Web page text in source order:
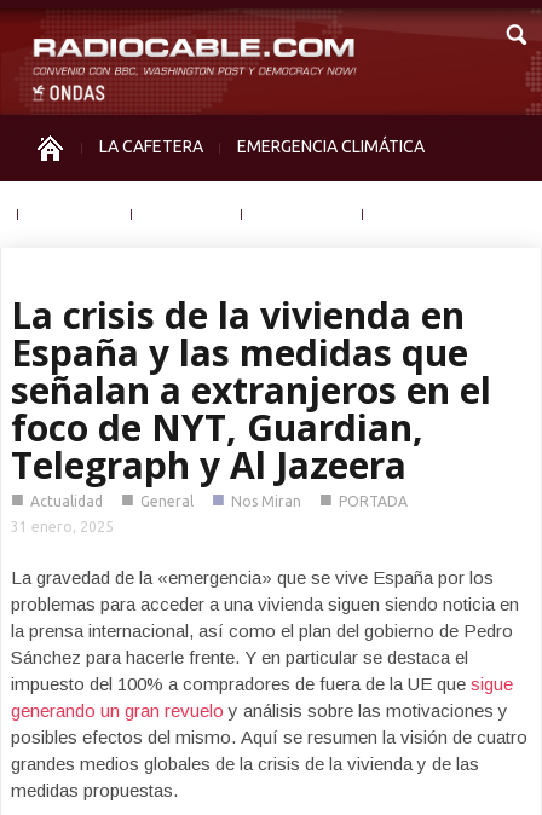
LA CAFETERA EMERGENCIA CLIMÁTICA
La crisis de la vivienda en
España y las medidas que
señalan a extranjeros en el
foco de NYT, Guardian,
Telegraph y Al Jazeera
■ Actualidad ■ General ■ Nos Miran ■ PORTADA
31 enero, 2025
La gravedad de la «emergencia» que se vive España por los
problemas para acceder a una vivienda siguen siendo noticia en
la prensa internacional, así como el plan del gobierno de Pedro
Sánchez para hacerle frente. Y en particular se destaca el
impuesto del 100% a compradores de fuera de la UE que sigue
generando un gran revuelo y análisis sobre las motivaciones y
posibles efectos del mismo. Aquí se resumen la visión de cuatro
grandes medios globales de la crisis de la vivienda y de las
medidas propuestas.